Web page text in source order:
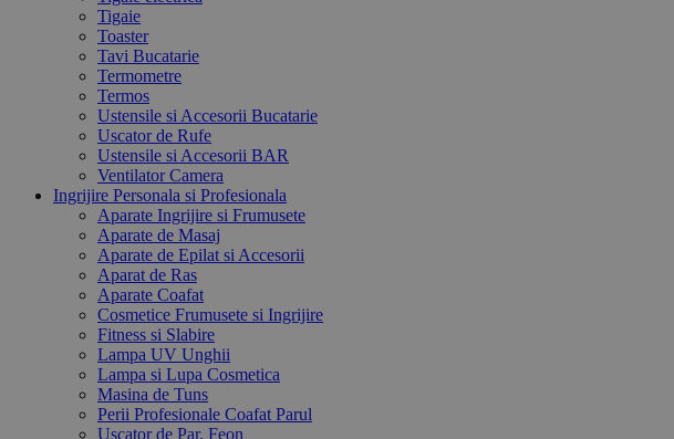
Tigaie
Toaster
Tavi Bucatarie
Termometre
Termos
Ustensile si Accesorii Bucatarie
Uscator de Rufe
Ustensile si Accesorii BAR
Ventilator Camera
Ingrijire Personala si Profesionala
Aparate Ingrijire si Frumusete
Aparate de Masaj
Aparate de Epilat si Accesorii
Aparat de Ras
Aparate Coafat
Cosmetice Frumusete si Ingrijire
Fitness si Slabire
Lampa UV Unghii
Lampa si Lupa Cosmetica
Masina de Tuns
Perii Profesionale Coafat Parul
Uscator de Par, Feon